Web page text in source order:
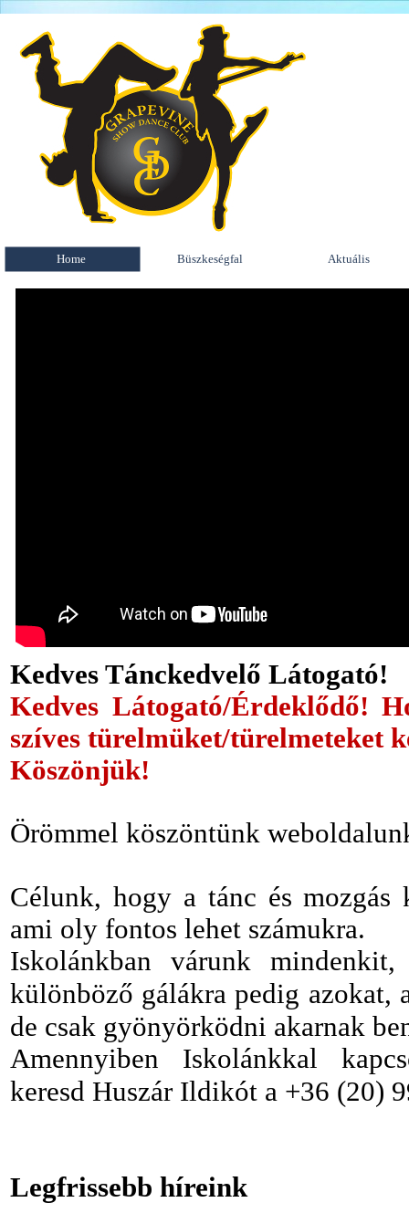
Home Büszkeségfal Aktuális
Kedves Tánckedvelő Látogató!
Kedves Látogató/Érdeklődő!
szíves türelmüket/türelmeteket
Köszönjük!
Örömmel köszöntünk
Célunk, hogy a tánc és mozgás
ami oly fontos lehet számukra.
Iskolánkban várunk
különböző gálákra pedig azokat,
de csak gyönyörködni akarnak
Amennyiben Iskolánkkal
keresd Huszár Ildikót a +36 (20)
Legfrissebb híreink